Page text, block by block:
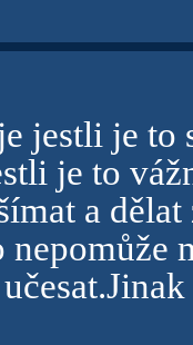
jestli je to
je to
a
nepomůže